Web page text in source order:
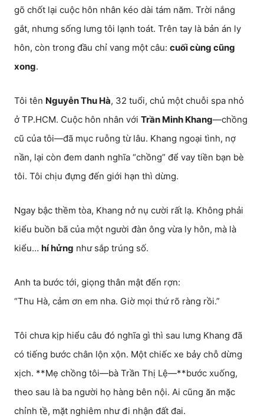
gõ chốt lại cuộc hôn nhân kéo dài tám năm. Trời nắng
gắt, nhưng sống lưng tôi lạnh toát. Trên tay là bản án ly
hôn, còn trong đầu chỉ vang một câu: cuối cùng cũng
xong.
Tôi tên Nguyễn Thu Hà, 32 tuổi, chủ một chuỗi spa nhỏ
ở TP.HCM. Cuộc hôn nhân với Trần Minh Khang—chồng
cũ của tôi—đã mục ruỗng từ lâu. Khang ngoại tình, nợ
nần, lại còn đem danh nghĩa “chồng” để vay tiền bạn bè
tôi. Tôi chịu đựng đến giới hạn thì dừng.
Ngay bậc thềm tòa, Khang nở nụ cười rất lạ. Không phải
kiểu buồn bã của một người đàn ông vừa ly hôn, mà là
kiểu… hí hửng như sắp trúng số.
Anh ta bước tới, giọng thân mật đến rợn:
“Thu Hà, cảm ơn em nha. Giờ mọi thứ rõ ràng rồi.”
Tôi chưa kịp hiểu câu đó nghĩa gì thì sau lưng Khang đã
có tiếng bước chân lộn xộn. Một chiếc xe bảy chỗ dừng
xịch. **Mẹ chồng tôi—bà Trần Thị Lệ—**bước xuống,
theo sau là ba người họ hàng bên nội. Ai cũng ăn mặc
chỉnh tề, mặt nghiêm như đi nhận đất đai.